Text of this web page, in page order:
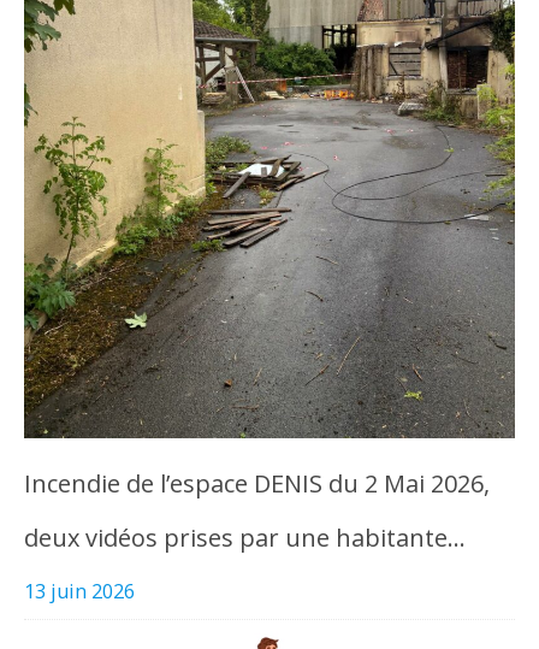
Incendie de l’espace DENIS du 2 Mai 2026,
deux vidéos prises par une habitante…
13 juin 2026